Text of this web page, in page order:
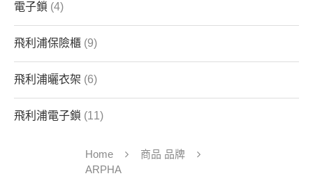
電子鎖 (4)
飛利浦保險櫃 (9)
飛利浦曬衣架 (6)
飛利浦電子鎖 (11)
Home
商品 品牌
ARPHA